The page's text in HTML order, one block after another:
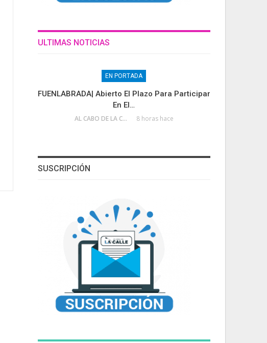
ULTIMAS NOTICIAS
EN PORTADA
FUENLABRADA| Abierto El Plazo Para Participar
En El…
AL CABO DE LA CALLE 8 horas hace
SUSCRIPCIÓN